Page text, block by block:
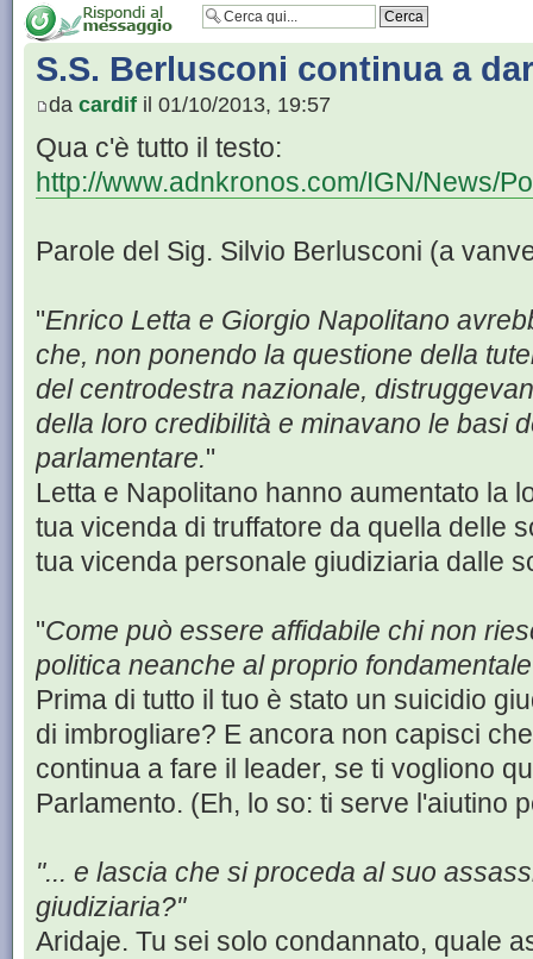
S.S. Berlusconi continua a
da cardif il 01/10/2013, 19:57
Qua c'è tutto il testo:
http://www.adnkronos.com/IGN/News/
Parole del Sig. Silvio Berlusconi (a
"Enrico Letta e Giorgio Napolitano
che, non ponendo la questione della
del centrodestra nazionale,
della loro credibilità e minavano le basi
parlamentare."
Letta e Napolitano hanno aumentato la
tua vicenda di truffatore da quella delle
tua vicenda personale giudiziaria dalle
"Come può essere affidabile chi non
politica neanche al proprio
Prima di tutto il tuo è stato un suicidio
di imbrogliare? E ancora non capisci
continua a fare il leader, se ti vogliono
Parlamento. (Eh, lo so: ti serve l'aiutino
"... e lascia che si proceda al suo
giudiziaria?"
Aridaje. Tu sei solo condannato, quale